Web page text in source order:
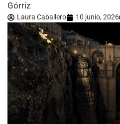
Górriz
Laura Caballero 10 junio, 2026